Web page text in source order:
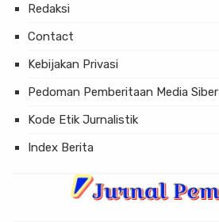
Redaksi
Contact
Kebijakan Privasi
Pedoman Pemberitaan Media Siber
Kode Etik Jurnalistik
Index Berita